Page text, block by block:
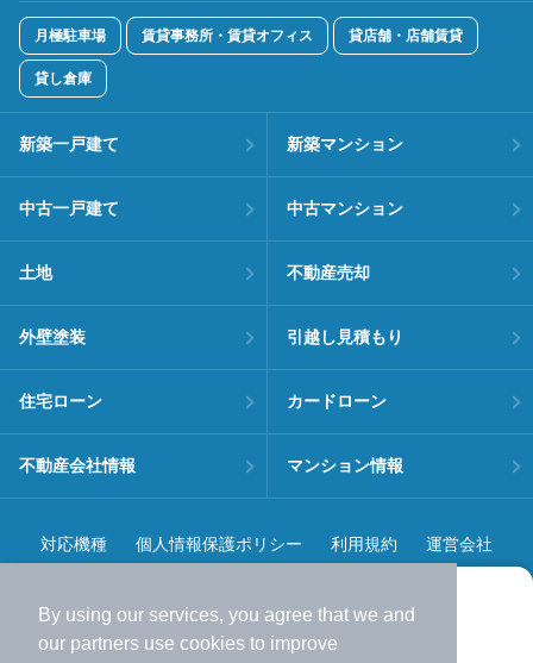
By using our services, you agree that we and
our partners use cookies to improve
より使いやすくなった
アプリで物件探ししませんか？
月極駐車場 賃貸事務所・賃貸オフィス 貸店舗・店舗賃貸
貸し倉庫
新築一戸建て 新築マンション
中古一戸建て 中古マンション
土地 不動産売却
外壁塗装 引越し見積もり
住宅ローン カードローン
不動産会社情報 マンション情報
対応機種 個人情報保護ポリシー 利用規約 運営会社